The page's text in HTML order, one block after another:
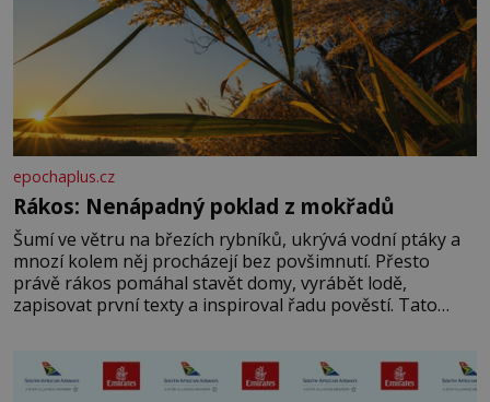
epochaplus.cz
Rákos: Nenápadný poklad z mokřadů
Šumí ve větru na březích rybníků, ukrývá vodní ptáky a
mnozí kolem něj procházejí bez povšimnutí. Přesto
právě rákos pomáhal stavět domy, vyrábět lodě,
zapisovat první texty a inspiroval řadu pověstí. Tato
letního koupání. Stačí se však podívat